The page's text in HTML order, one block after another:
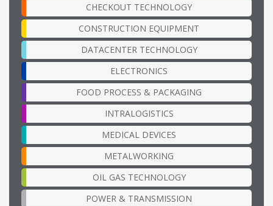
CHECKOUT TECHNOLOGY
CONSTRUCTION EQUIPMENT
DATACENTER TECHNOLOGY
ELECTRONICS
FOOD PROCESS & PACKAGING
INTRALOGISTICS
MEDICAL DEVICES
METALWORKING
OIL GAS TECHNOLOGY
POWER & TRANSMISSION